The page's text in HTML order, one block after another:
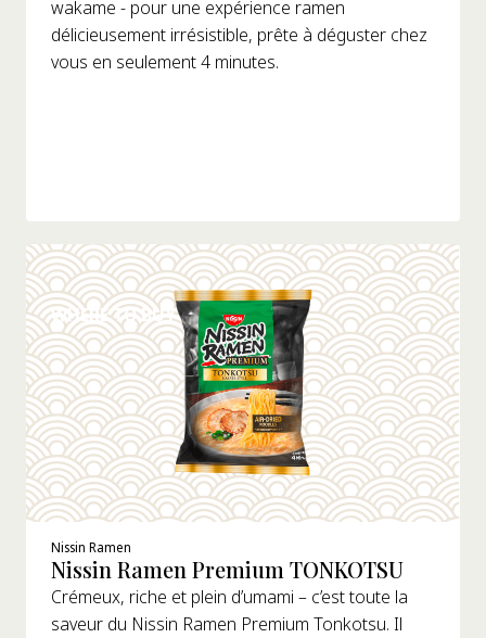
wakame - pour une expérience ramen
délicieusement irrésistible, prête à déguster chez
vous en seulement 4 minutes.
WHERE TO BUY
DÉTAILS
Nissin Ramen
Nissin Ramen Premium TONKOTSU
Crémeux, riche et plein d’umami – c’est toute la
saveur du Nissin Ramen Premium Tonkotsu. Il